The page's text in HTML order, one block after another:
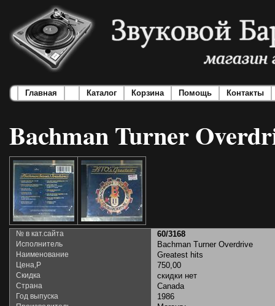
Главная Каталог Корзина Помощь Контакты
Bachman Turner
№ в кат.сайта 60/3168
Исполнитель Bachman Turner Overdrive
Наименование Greatest hits
Цена,Р 750,00
Скидка скидки нет
Страна Canada
Год выпуска 1986